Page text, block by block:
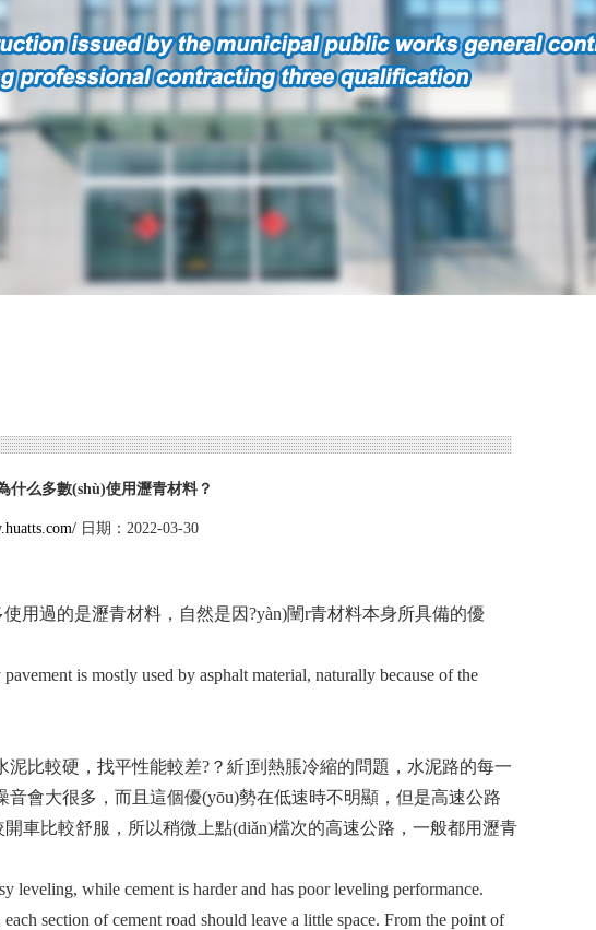
什么多數(shù)使用瀝青材料？
日期：2022-03-30
的是瀝青材料，自然是因?yàn)闉r青材料本身所具備的優
is mostly used by asphalt material, naturally because of the
，找平性能較差?？紤]到熱脹冷縮的問題，水泥路的每一
音會大很多，而且這個優(yōu)勢在低速時不明顯，但是高速公路
開車比較舒服，所以稍微上點(diǎn)檔次的高速公路，一般都用瀝青
while cement is harder and has poor leveling performance.
section of cement road should leave a little space. From the point of